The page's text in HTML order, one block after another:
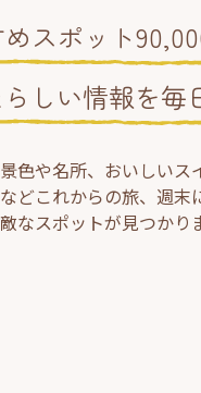
スポット
しい情報を毎
色や名所、おいしいス
どこれからの旅、週末
敵なスポットが見つかり